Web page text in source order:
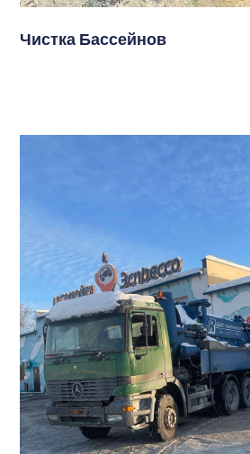
Чистка Бассейнов